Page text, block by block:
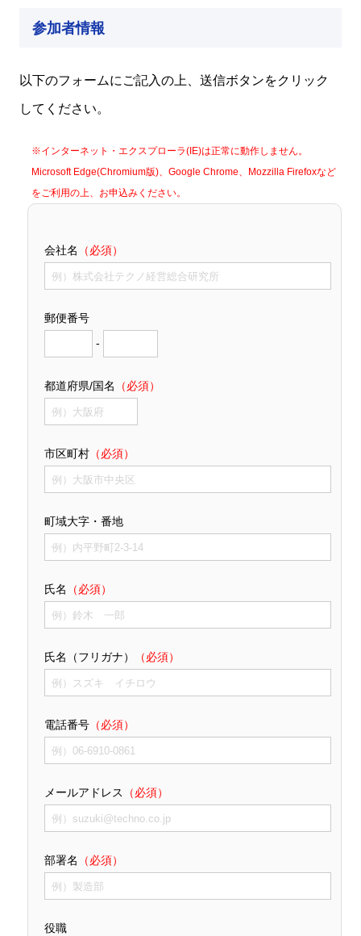
参加者情報
以下のフォームにご記入の上、送信ボタンをクリック
してください。
※インターネット・エクスプローラ(IE)は正常に動作しません。
Microsoft Edge(Chromium版)、Google Chrome、Mozzilla Firefoxなど
をご利用の上、お申込みください。
会社名 （必須）
郵便番号
-
都道府県/国名 （必須）
市区町村 （必須）
町域大字・番地
氏名 （必須）
氏名（フリガナ） （必須）
電話番号 （必須）
メールアドレス （必須）
部署名 （必須）
役職